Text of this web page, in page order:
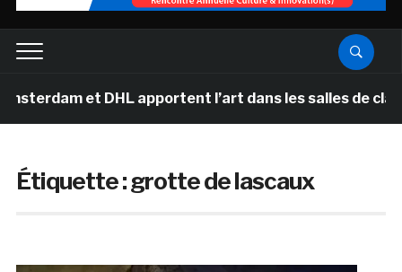
et DHL apportent l’art dans les salles de classe des
Étiquette :grotte de lascaux